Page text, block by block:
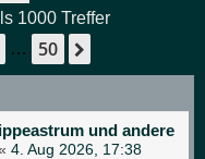
1000 Treffer
… 50
und andere
4. Aug 2026, 17:38